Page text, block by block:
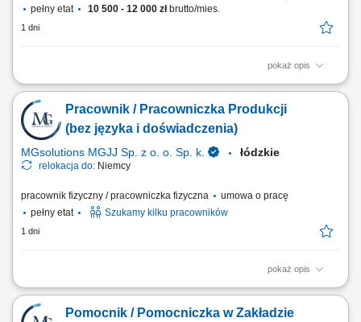
pełny etat
10 500 - 12 000 złbrutto/mies.
1 dni
pokaż opis
Zawieszanie oraz ściąganie różnorodnych elementów metalowych przy
użyciu drutów montażowych. Wykonywanie drobnych prac ślusarskich,
w tym szlifowania oraz polerowania powierzchni. Realizacja innych
bieżących zadań pomocniczych na terenie zakładu w zależności od
potrzeb.
Pracownik / Pracowniczka Produkcji
(bez języka i doświadczenia)
MGsolutions MGJJ Sp. z o. o. Sp. k. łódzkie
relokacja do: Niemcy
pracownik fizyczny / pracowniczka fizyczna
umowa o pracę
pełny etat
Szukamy kilku pracowników
1 dni
pokaż opis
Opis stanowiska: Realizowanie lekkich czynności pomocniczych przy
wytwarzaniu podzespołów dla sektora samochodowego; Układanie,
zabezpieczanie oraz pakowanie asortymentu zgodnie z instrukcją
Pomocnik / Pomocniczka w Zakładzie